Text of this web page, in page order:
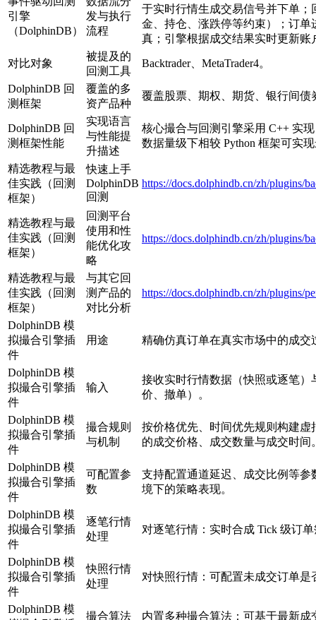
引擎
（DolphinDB）
发与执行
流程
于实时行情生成交易信号并下单
金、持仓、涨跌停等约束）；订
真；引擎根据成交结果实时更新账
对比对象
被提及的
回测工具
Backtrader、MetaTrader4。
DolphinDB 回
测框架
覆盖的多
资产品种
覆盖股票、期权、期货、银行间
DolphinDB 回
测框架性能
实现语言
与性能提
升描述
核心撮合与回测引擎采用 C++ 实
数据量级下相较 Python 框架可实
精选教程与最
佳实践（回测
框架）
快速上手
DolphinDB
回测
https://docs.dolphindb.cn/zh/plugins/
精选教程与最
佳实践（回测
框架）
回测平台
使用和性
能优化攻
略
https://docs.dolphindb.cn/zh/plugins/
精选教程与最
佳实践（回测
框架）
与其它回
测产品的
对比分析
https://docs.dolphindb.cn/zh/plugins/
DolphinDB 模
拟撮合引擎插
件
用途 精确仿真订单在真实市场中的成交
DolphinDB 模
拟撮合引擎插
件
输入
接收实时行情数据（快照或逐笔
价、撤单）。
DolphinDB 模
拟撮合引擎插
件
撮合规则
与机制
按价格优先、时间优先规则构建
的成交价格、成交数量与成交时间
DolphinDB 模
拟撮合引擎插
件
可配置参
数
支持配置通道延迟、成交比例等
境下的策略表现。
DolphinDB 模
拟撮合引擎插
件
逐笔行情
处理
对逐笔行情：实时合成 Tick 级订
DolphinDB 模
拟撮合引擎插
件
快照行情
处理
对快照行情：可配置未成交订单是
DolphinDB 模
撮合算法
内置多种撮合算法：可基于最新